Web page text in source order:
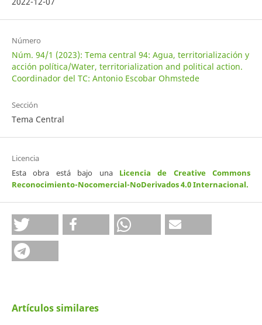
Número
Núm. 94/1 (2023): Tema central 94: Agua, territorialización y
acción política/Water, territorialization and political action.
Coordinador del TC: Antonio Escobar Ohmstede
Sección
Tema Central
Licencia
Esta obra está bajo una Licencia de Creative Commons
Reconocimiento-Nocomercial-NoDerivados 4.0 Internacional.
Artículos similares